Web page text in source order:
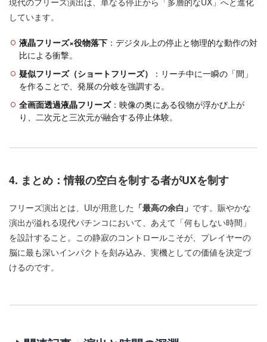
しています。
液晶フリーズ×役物落下 ：デジタル上の停止と物理的な動作の対
比による衝撃。
疑似フリーズ（ショートフリーズ）
：リーチ中に一瞬の「間」
を作ることで、発展の分岐を強調する。
全画面透過液晶フリーズ：映像の奥にある役物が浮かび上が
り、二次元と三次元が融合する停止体験。
4. まとめ：情報の空白を制する者がUXを制す
フリーズ演出とは、UIが用意した 「最高の余白」 です。賑やかな
演出が溢れる現代パチンコにおいて、あえて「何もしない時間」
を設計すること。この静寂のコントロールこそが、プレイヤーの
脳に最も深いインパクトを刻み込み、実機としての価値を決定づ
けるのです。